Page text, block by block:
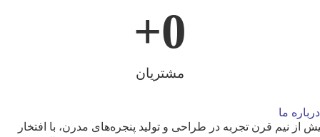
مشتریان
0
+
درباره ما
از نیم قرن تجربه در طراحی و تولید پنجره‌های مدرن، با افتخار